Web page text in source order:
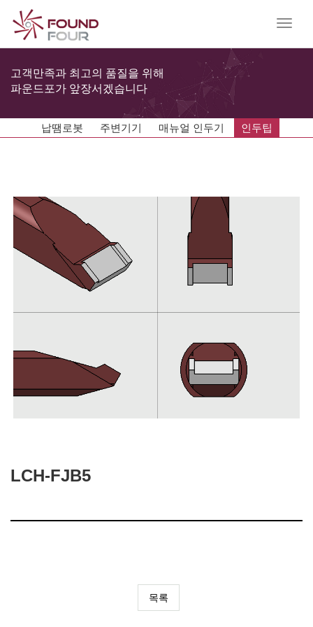
Toggle
고객만족과 최고의 품질을 위해
파운드포가 앞장서겠습니다
납땜로봇 주변기기 매뉴얼 인두기 인두팁
LCH-FJB5
목록